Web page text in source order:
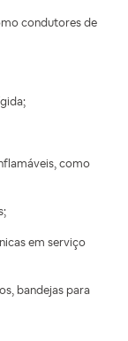
condutores de
como
em serviço
bandejas para